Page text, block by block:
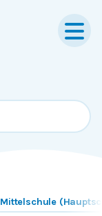
Mittelschule